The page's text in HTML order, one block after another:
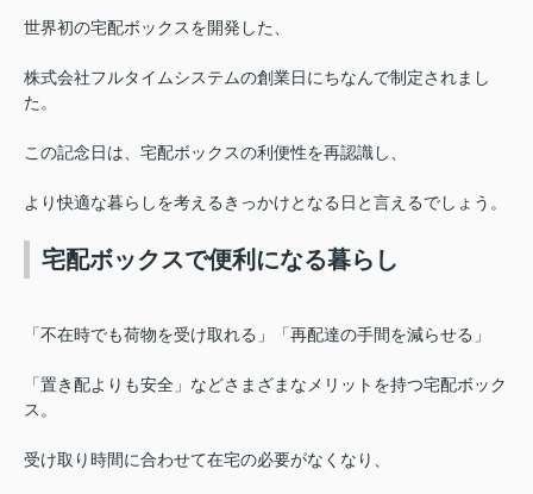
世界初の宅配ボックスを開発した、
株式会社フルタイムシステムの創業日にちなんで制定されまし
た。
この記念日は、宅配ボックスの利便性を再認識し、
より快適な暮らしを考えるきっかけとなる日と言えるでしょう。
宅配ボックスで便利になる暮らし
「不在時でも荷物を受け取れる」「再配達の手間を減らせる」
「置き配よりも安全」などさまざまなメリットを持つ宅配ボック
ス。
受け取り時間に合わせて在宅の必要がなくなり、